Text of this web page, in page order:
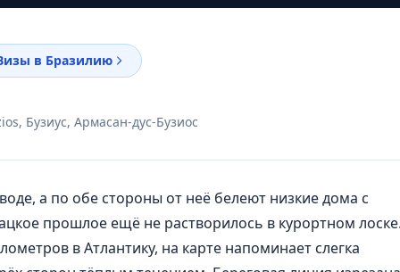
в Бразилию
Бузиус, Армасан-дус-Бузиос
а по обе стороны от неё белеют низкие дома с
прошлое ещё не растворилось в курортном
в Атлантику, на карте напоминает слегка